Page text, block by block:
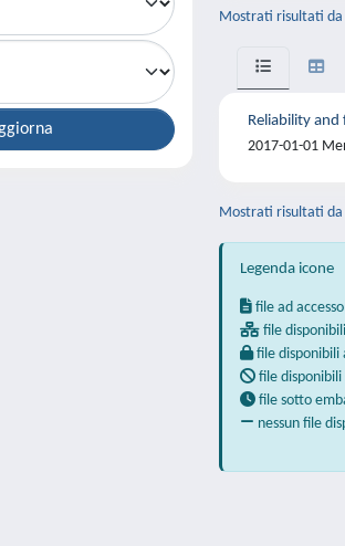
Mostrati risultati da
Reliability and
2017-01-01
Mostrati risultati da
Legenda icone
file ad
file
file disponibili
file
file sotto
nessun file